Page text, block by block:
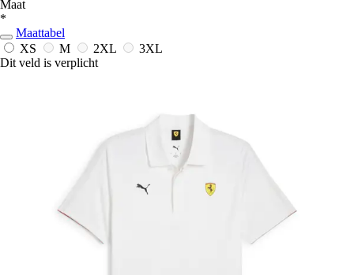
Maat
*
Maattabel
XS
M 2XL
3XL
Dit veld is verplicht